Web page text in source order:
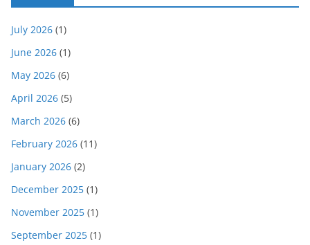
July 2026 (1)
June 2026 (1)
May 2026 (6)
April 2026 (5)
March 2026 (6)
February 2026 (11)
January 2026 (2)
December 2025 (1)
November 2025 (1)
September 2025 (1)